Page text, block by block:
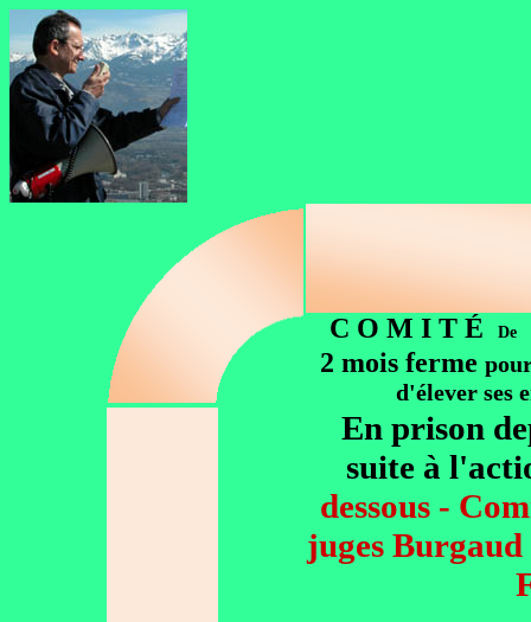
C O M I T É De
2 mois ferme
d'élever ses
En prison
suite à
dessous -
juges